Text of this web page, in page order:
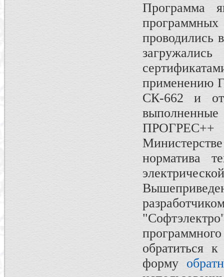
Программа
проводились
применению
СК-662 и
норматива
обратиться
форму